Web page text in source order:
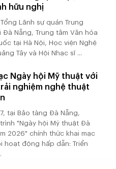
hữu nghị
Tổng Lãnh sự quán Trung
Đà Nẵng, Trung tâm Văn hóa
tại Hà Nội, Học viện Nghệ
Tây và Hội Nhạc sĩ ...
Ngày hội Mỹ thuật với
nghiệm nghệ thuật
tại Bảo tàng Đà Nẵng,
"Ngày hội Mỹ thuật Đà
2026" chính thức khai mạc
hoạt động hấp dẫn: Triển